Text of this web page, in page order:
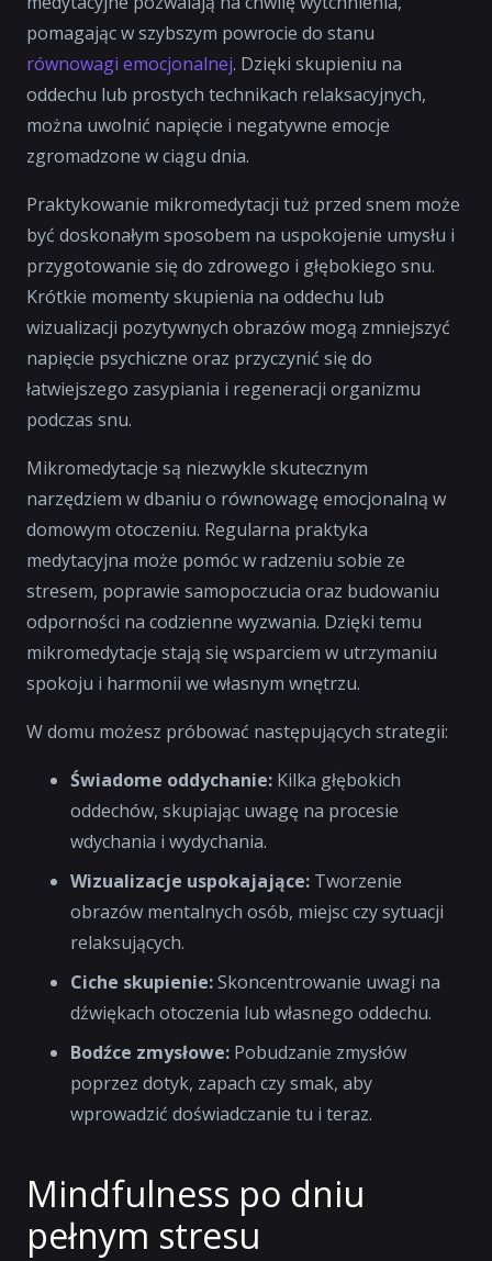
pomagając w szybszym powrocie do stanu
równowagi emocjonalnej. Dzięki skupieniu na
oddechu lub prostych technikach relaksacyjnych,
można uwolnić napięcie i negatywne emocje
zgromadzone w ciągu dnia.
Praktykowanie mikromedytacji tuż przed snem może
być doskonałym sposobem na uspokojenie umysłu i
przygotowanie się do zdrowego i głębokiego snu.
Krótkie momenty skupienia na oddechu lub
wizualizacji pozytywnych obrazów mogą zmniejszyć
napięcie psychiczne oraz przyczynić się do
łatwiejszego zasypiania i regeneracji organizmu
podczas snu.
Mikromedytacje są niezwykle skutecznym
narzędziem w dbaniu o równowagę emocjonalną w
domowym otoczeniu. Regularna praktyka
medytacyjna może pomóc w radzeniu sobie ze
stresem, poprawie samopoczucia oraz budowaniu
odporności na codzienne wyzwania. Dzięki temu
mikromedytacje stają się wsparciem w utrzymaniu
spokoju i harmonii we własnym wnętrzu.
W domu możesz próbować następujących strategii:
Świadome oddychanie: Kilka głębokich
oddechów, skupiając uwagę na procesie
wdychania i wydychania.
Wizualizacje uspokajające: Tworzenie
obrazów mentalnych osób, miejsc czy sytuacji
relaksujących.
Ciche skupienie:Skoncentrowanie uwagi na
dźwiękach otoczenia lub własnego oddechu.
Bodźce zmysłowe: Pobudzanie zmysłów
poprzez dotyk, zapach czy smak, aby
wprowadzić doświadczanie tu i teraz.
Mindfulness po dniu
pełnym stresu